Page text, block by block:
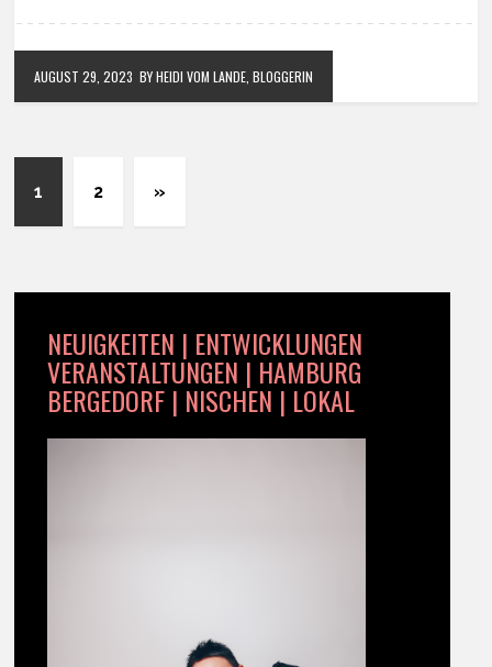
AUGUST 29, 2023 BY HEIDI VOM LANDE, BLOGGERIN
1 2 »
NEUIGKEITEN | ENTWICKLUNGEN
VERANSTALTUNGEN | HAMBURG
BERGEDORF | NISCHEN | LOKAL